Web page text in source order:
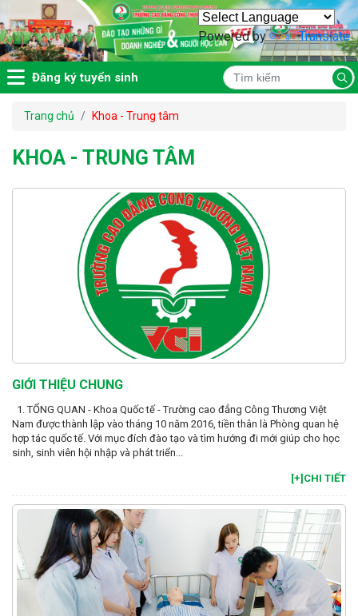
Powered by Translate
Đăng ký tuyển sinh
Trang chủ Khoa - Trung tâm
KHOA - TRUNG TÂM
GIỚI THIỆU CHUNG
1. TỔNG QUAN - Khoa Quốc tế - Trường cao đẳng Công Thương Việt
Nam được thành lập vào tháng 10 năm 2016, tiền thân là Phòng quan hệ
hợp tác quốc tế. Với mục đích đào tạo và tìm hướng đi mới giúp cho học
sinh, sinh viên hội nhập và phát triển...
[+]CHI TIẾT